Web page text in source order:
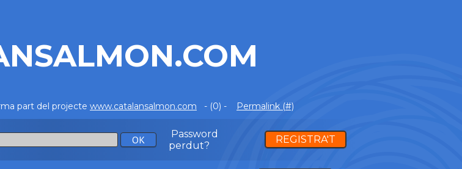
part del projecte www.catalansalmon.com - (0) - Permalink (#)
Password
perdut?
REGISTRA'T